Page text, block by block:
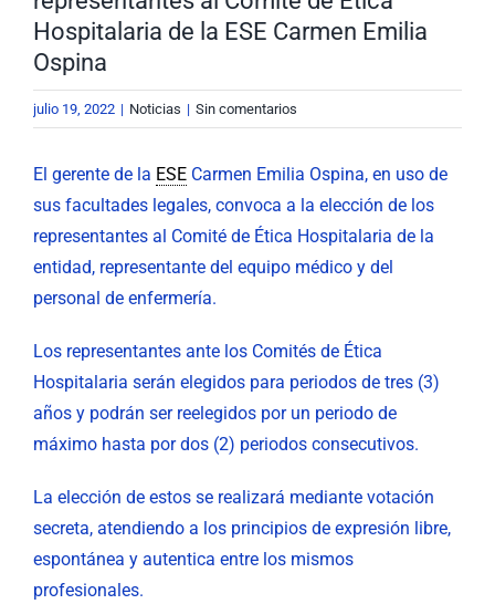
Hospitalaria de la ESE Carmen Emilia
Ospina
julio 19, 2022 | Noticias | Sin comentarios
El gerente de la ESE Carmen Emilia Ospina, en uso de
sus facultades legales, convoca a la elección de los
representantes al Comité de Ética Hospitalaria de la
entidad, representante del equipo médico y del
personal de enfermería.
Los representantes ante los Comités de Ética
Hospitalaria serán elegidos para periodos de tres (3)
años y podrán ser reelegidos por un periodo de
máximo hasta por dos (2) periodos consecutivos.
La elección de estos se realizará mediante votación
secreta, atendiendo a los principios de expresión libre,
espontánea y autentica entre los mismos
profesionales.